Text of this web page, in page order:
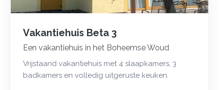
Vakantiehuis Beta 3
Een vakantiehuis in het Boheemse Woud
Vrijstaand vakantiehuis met 4 slaapkamers, 3
badkamers en volledig uitgeruste keuken.